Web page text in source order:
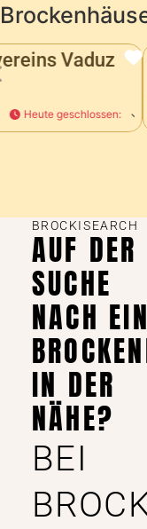
Hauptstrasse 27
BROCKISEARCH
AUF DER
SUCHE
NACH EIN
IN DER
NÄHE?
BEI